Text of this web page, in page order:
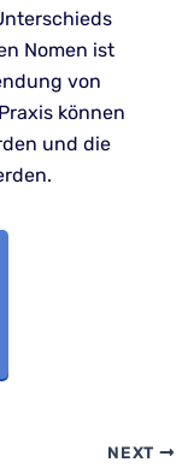
Nomen ist
von
können
und die
NEXT